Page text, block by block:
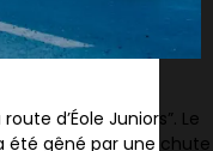
d’Éole Juniors”. Le
été gêné par une chute